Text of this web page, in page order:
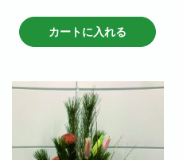
年末年始に是非飾って楽しんで
下さい。
ます。
※花のお色は季節により若干異な
る場合も御座います。
カートに入れる